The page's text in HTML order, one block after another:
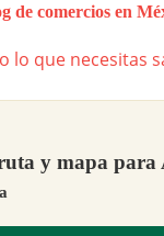
de comercios en
lo que necesitas
y mapa